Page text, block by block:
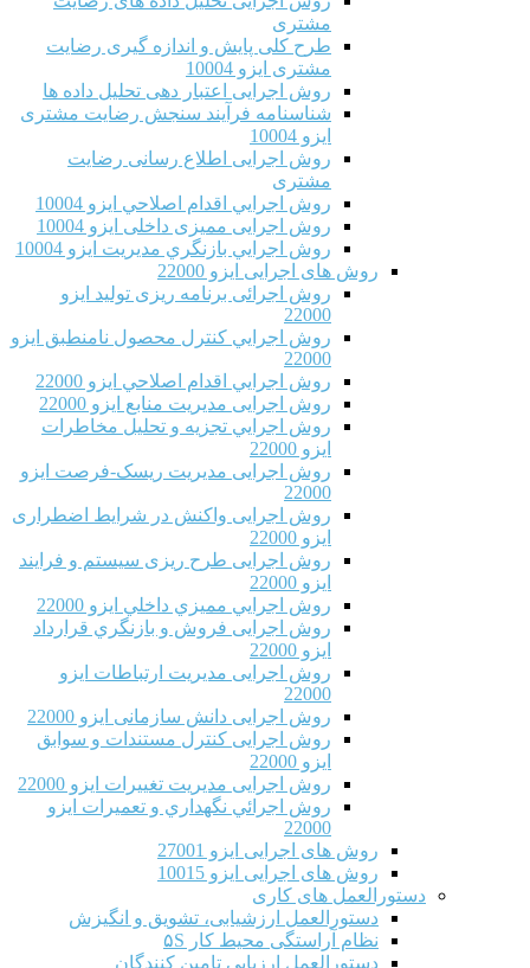
مشتری
طرح کلی پایش و اندازه گیری رضایت
مشتری ایزو 10004
روش اجرایی اعتبار دهی تحلیل داده ها
شناسنامه فرآیند سنجش رضایت مشتری
ایزو 10004
روش اجرایی اطلاع رسانی رضایت
مشتری
روش اجرايي اقدام اصلاحي ایزو 10004
روش اجرایی ممیزی داخلی ایزو 10004
روش اجرايي بازنگري مديريت ایزو 10004
روش های اجرایی ایزو 22000
روش اجرائی برنامه ريزی توليد ایزو
22000
روش اجرايي كنترل محصول نامنطبق ایزو
22000
روش اجرايي اقدام اصلاحي ایزو 22000
روش اجرایی مدیریت منابع ایزو 22000
روش اجرايي تجزیه و تحلیل مخاطرات
ایزو 22000
روش اجرایی مدیریت ریسک-فرصت ایزو
22000
روش اجرایی واکنش در شرایط اضطراری
ایزو 22000
روش اجرایی طرح ریزی سیستم و فرایند
ایزو 22000
روش اجرايي مميزي داخلي ایزو 22000
روش اجرایی فروش و بازنگري قرارداد
ایزو 22000
روش اجرایی مدیریت ارتباطات ایزو
22000
روش اجرایی دانش سازمانی ایزو 22000
روش اجرایی کنترل مستندات و سوابق
ایزو 22000
روش اجرایی مدیریت تغییرات ایزو 22000
روش اجرائي نگهداري و تعميرات ایزو
22000
روش های اجرایی ایزو 27001
روش های اجرایی ایزو 10015
دستورالعمل های کاری
دستورالعمل ارزشیابی، تشویق و انگیزش
نظام آراستگی محیط کار ۵S
دستورالعمل ارزیابی تامین کنندگان